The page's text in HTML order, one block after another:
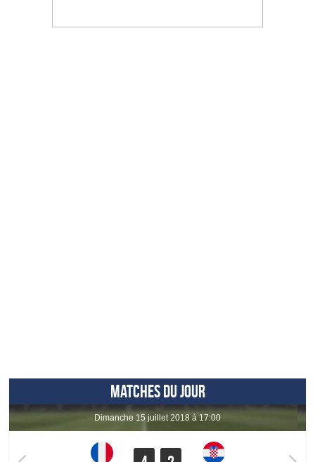
MATCHES DU JOUR
dimanche 15 juillet 2018 à 17:00